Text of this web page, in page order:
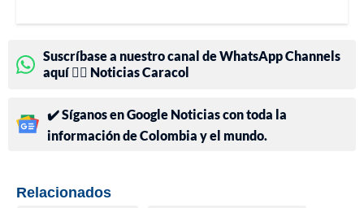
Suscríbase a nuestro canal de WhatsApp Channels
aquí 👉🏻 Noticias Caracol
✔️ Síganos en Google Noticias con toda la
información de Colombia y el mundo.
Relacionados